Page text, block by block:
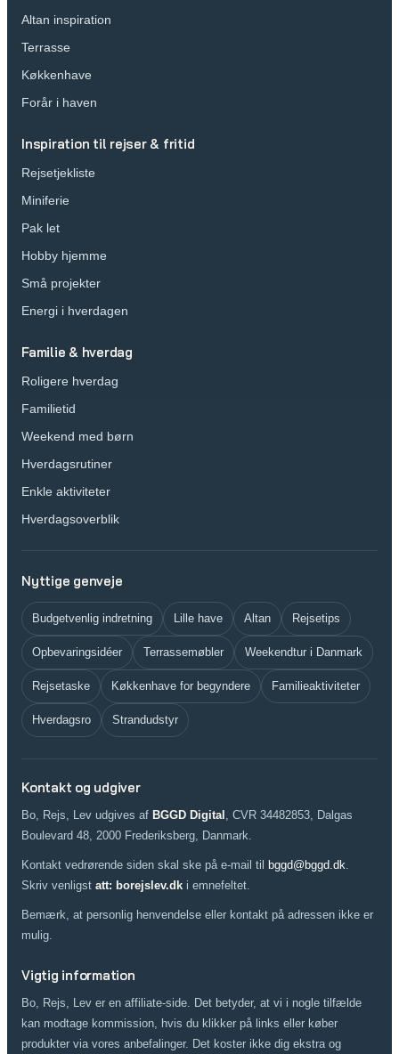
Altan inspiration
Terrasse
Køkkenhave
Forår i haven
Inspiration til rejser & fritid
Rejsetjekliste
Miniferie
Pak let
Hobby hjemme
Små projekter
Energi i hverdagen
Familie & hverdag
Roligere hverdag
Familietid
Weekend med børn
Hverdagsrutiner
Enkle aktiviteter
Hverdagsoverblik
Nyttige genveje
Budgetvenlig indretning Lille have Altan Rejsetips
Opbevaringsidéer Terrassemøbler Weekendtur i Danmark
Rejsetaske Køkkenhave for begyndere Familieaktiviteter
Hverdagsro Strandudstyr
Kontakt og udgiver
Bo, Rejs, Lev udgives af BGGD Digital , CVR 34482853, Dalgas
Boulevard 48, 2000 Frederiksberg, Danmark.
Kontakt vedrørende siden skal ske på e-mail til bggd@bggd.dk
Skriv venligst att: borejslev.dk i emnefeltet.
Bemærk, at personlig henvendelse eller kontakt på adressen ikke er
mulig.
Vigtig information
Bo, Rejs, Lev er en affiliate-side. Det betyder, at vi i nogle tilfælde
kan modtage kommission, hvis du klikker på links eller køber
produkter via vores anbefalinger. Det koster ikke dig ekstra og